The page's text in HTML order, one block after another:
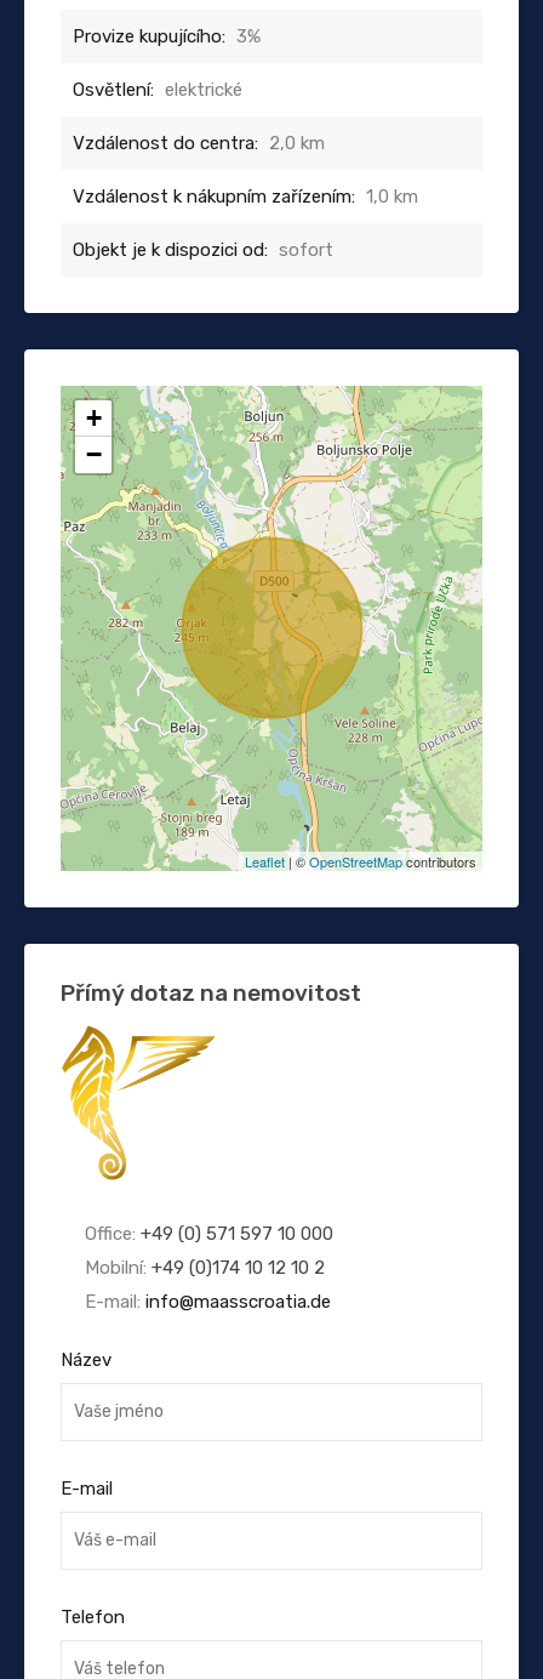
Provize kupujícího: 3%
Osvětlení: elektrické
Vzdálenost do centra: 2,0 km
Vzdálenost k nákupním zařízením: 1,0 km
Objekt je k dispozici od: sofort
+
−
Leaflet| ©OpenStreetMapcontributors
Přímý dotaz na nemovitost
Office: +49 (0) 571 597 10 000
Mobilní: +49 (0)174 10 12 10 2
E-mail: info@maasscroatia.de
Název
E-mail
Telefon